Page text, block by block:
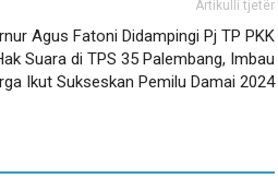
Artikulli tjetër
Agus Fatoni Didampingi Pj TP PKK
Suara di TPS 35 Palembang, Imbau
Ikut Sukseskan Pemilu Damai 2024